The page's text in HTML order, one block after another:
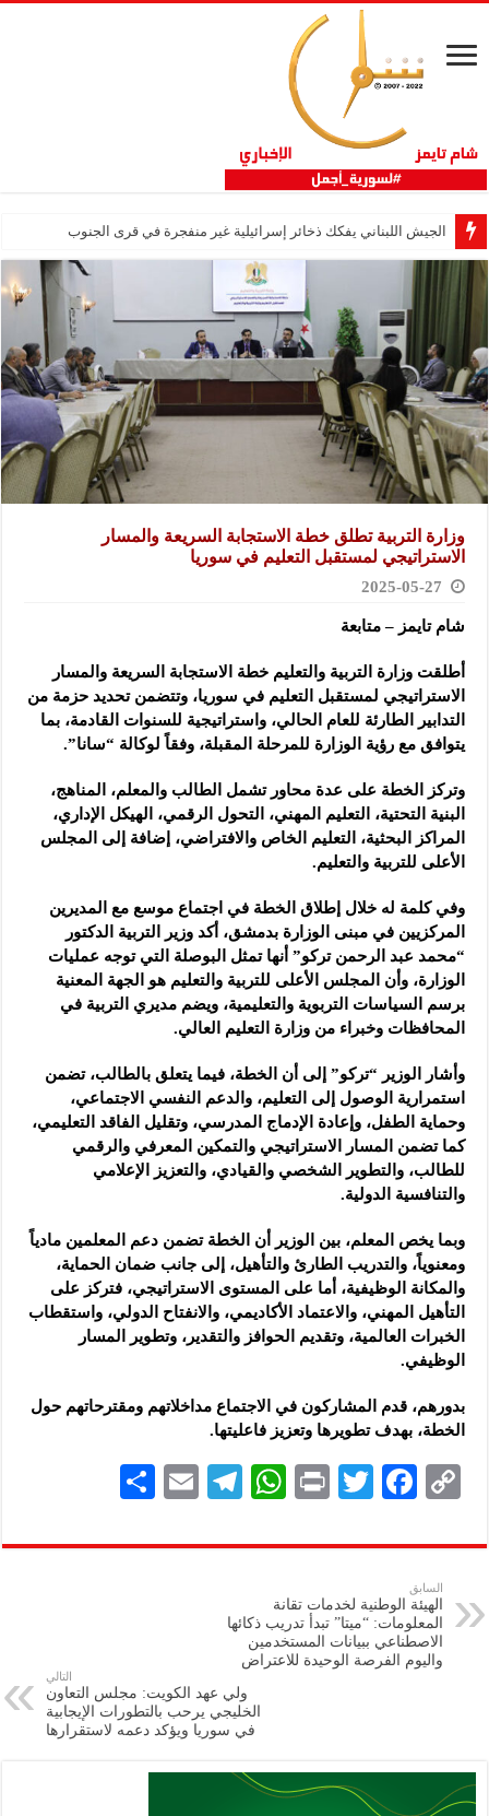
الجيش اللبناني يفكك ذخائر إسرائيلية غير منفجرة في قرى الجنوب
وزارة التربية تطلق خطة الاستجابة السريعة والمسار
الاستراتيجي لمستقبل التعليم في سوريا
2025-05-27
شام تايمز – متابعة
أطلقت وزارة التربية والتعليم خطة الاستجابة السريعة والمسار
الاستراتيجي لمستقبل التعليم في سوريا، وتتضمن تحديد حزمة من
التدابير الطارئة للعام الحالي، واستراتيجية للسنوات القادمة، بما
يتوافق مع رؤية الوزارة للمرحلة المقبلة، وفقاً لوكالة “سانا”.
وتركز الخطة على عدة محاور تشمل الطالب والمعلم، المناهج،
البنية التحتية، التعليم المهني، التحول الرقمي، الهيكل الإداري،
المراكز البحثية، التعليم الخاص والافتراضي، إضافة إلى المجلس
الأعلى للتربية والتعليم.
وفي كلمة له خلال إطلاق الخطة في اجتماع موسع مع المديرين
المركزيين في مبنى الوزارة بدمشق، أكد وزير التربية الدكتور
“محمد عبد الرحمن تركو” أنها تمثل البوصلة التي توجه عمليات
الوزارة، وأن المجلس الأعلى للتربية والتعليم هو الجهة المعنية
برسم السياسات التربوية والتعليمية، ويضم مديري التربية في
المحافظات وخبراء من وزارة التعليم العالي.
وأشار الوزير “تركو” إلى أن الخطة، فيما يتعلق بالطالب، تضمن
استمرارية الوصول إلى التعليم، والدعم النفسي الاجتماعي،
وحماية الطفل، وإعادة الإدماج المدرسي، وتقليل الفاقد التعليمي،
كما تضمن المسار الاستراتيجي والتمكين المعرفي والرقمي
للطالب، والتطوير الشخصي والقيادي، والتعزيز الإعلامي
والتنافسية الدولية.
وبما يخص المعلم، بين الوزير أن الخطة تضمن دعم المعلمين مادياً
ومعنوياً، والتدريب الطارئ والتأهيل، إلى جانب ضمان الحماية،
والمكانة الوظيفية، أما على المستوى الاستراتيجي، فتركز على
التأهيل المهني، والاعتماد الأكاديمي، والانفتاح الدولي، واستقطاب
الخبرات العالمية، وتقديم الحوافز والتقدير، وتطوير المسار
الوظيفي.
بدورهم، قدم المشاركون في الاجتماع مداخلاتهم ومقترحاتهم حول
الخطة، بهدف تطويرها وتعزيز فاعليتها.
C
p
y
Li
n
F
eb
k
T
tt
P
nt
W
at
A
p
p
Te
gr
E
ai
ar
السابق
الهيئة الوطنية لخدمات تقانة
المعلومات: “ميتا” تبدأ تدريب ذكائها
الاصطناعي ببيانات المستخدمين
واليوم الفرصة الوحيدة للاعتراض
التالي
ولي عهد الكويت: مجلس التعاون
الخليجي يرحب بالتطورات الإيجابية
في سوريا ويؤكد دعمه لاستقرارها